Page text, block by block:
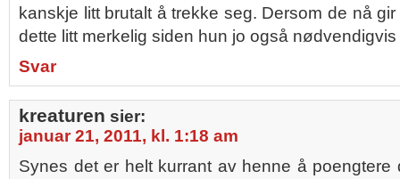
kanskje litt brutalt å trekke seg. Dersom de nå
dette litt merkelig siden hun jo også
Svar
kreaturen sier:
januar 21, 2011, kl. 1:18 am
Synes det er helt kurrant av henne å poengtere